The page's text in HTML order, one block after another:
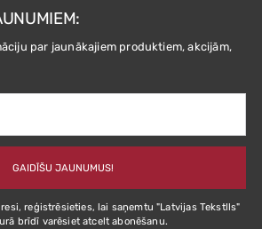
par jaunākajiem produktiem, akcijām,
GAIDĪŠU JAUNUMUS!
reģistrēsieties, lai saņemtu "Latvijas Tekstlls"
brīdī varēsiet atcelt abonēšanu.